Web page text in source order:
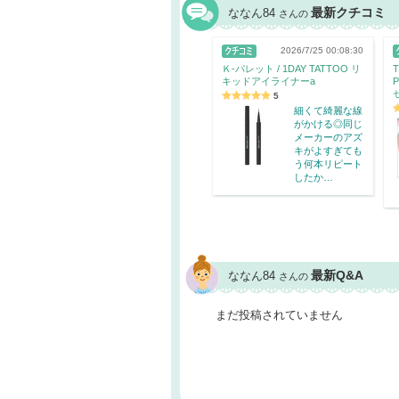
ななん84 さんの 最新クチコミ
2026/7/25 00:08:30
Ｋ-パレット / 1DAY TATTOO リ
キッドアイライナーa
5
細くて綺麗な線
がかける◎同じ
メーカーのアズ
キがよすぎても
う何本リピート
したか…
ななん84 さんの 最新Q&A
まだ投稿されていません